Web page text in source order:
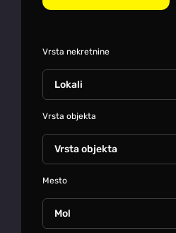
Vrsta nekretnine
Vrsta objekta
Mesto